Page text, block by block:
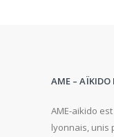
AME – AÏKIDO
AME-aikido
lyonnais, unis